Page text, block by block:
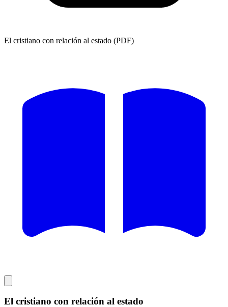
El cristiano con relación al estado (PDF)
El cristiano con relación al estado